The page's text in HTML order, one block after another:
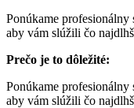
Ponúkame profesionálny
aby vám slúžili čo
Prečo je to dôležité:
Ponúkame profesionálny
aby vám slúžili čo